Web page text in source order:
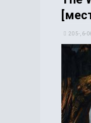
20 5-, 6-